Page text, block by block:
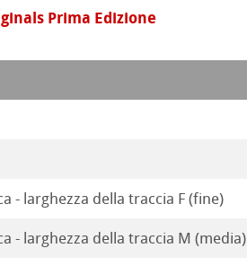
Prima Edizione
- larghezza della traccia F (fine)
- larghezza della traccia M (media)